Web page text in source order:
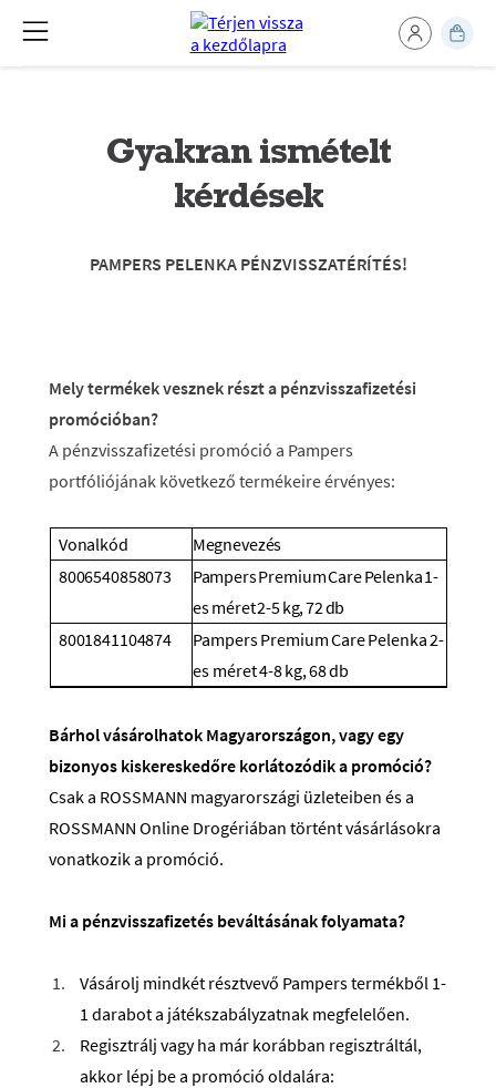
Gyakran ismételt
kérdések
PAMPERS PELENKA PÉNZVISSZATÉRÍTÉS!
Mely termékek vesznek részt a pénzvisszafizetési
promócióban?
A pénzvisszafizetési promóció a Pampers
portfóliójának következő termékeire érvényes:
Vonalkód
Megnevezés
8006540858073
PampersPremiumCarePelenka1-
es méret2-5kg,72db
8001841104874
PampersPremiumCarePelenka2-
es méret4-8kg,68db
Bárhol vásárolhatok Magyarországon, vagy egy
bizonyos kiskereskedőre korlátozódik a promóció?
Csak a ROSSMANN magyarországi üzleteiben és a
ROSSMANN Online Drogériában történt vásárlásokra
vonatkozik a promóció.
Mi a pénzvisszafizetés beváltásának folyamata?
Vásárolj mindkét résztvevő Pampers termékből 1-
1 darabot a játékszabályzatnak megfelelően.
Regisztrálj vagy ha már korábban regisztráltál,
akkor lépj be a promóció oldalára: